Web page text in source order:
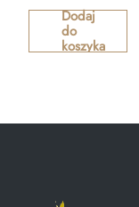
Dodaj
do
koszyka